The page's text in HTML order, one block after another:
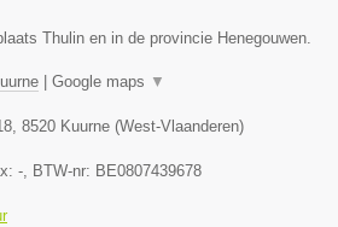
Thulin en in de provincie Henegouwen.
Google maps ▼
, 8520 Kuurne (West-Vlaanderen)
-, BTW-nr: BE0807439678